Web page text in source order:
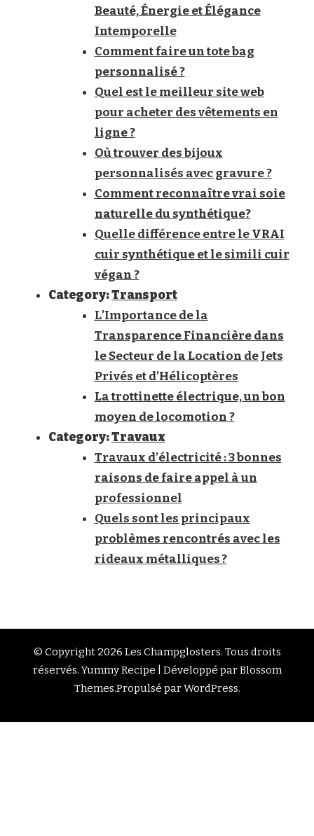
Beauté, Énergie et Élégance
Intemporelle
Comment faire un tote bag
personnalisé ?
Quel est le meilleur site web
pour acheter des vêtements en
ligne ?
Où trouver des bijoux
personnalisés avec gravure ?
Comment reconnaître vrai soie
naturelle du synthétique?
Quelle différence entre le VRAI
cuir synthétique et le simili cuir
végan ?
Category:Transport
L’Importance de la
Transparence Financière dans
le Secteur de la Location de Jets
Privés et d’Hélicoptères
La trottinette électrique, un bon
moyen de locomotion ?
Category:Travaux
Travaux d’électricité : 3 bonnes
raisons de faire appel à un
professionnel
Quels sont les principaux
problèmes rencontrés avec les
rideaux métalliques ?
© Copyright 2026 Les Champglosters. Tous droits
réservés.Yummy Recipe | Développé parBlossom
Themes.Propulsé parWordPress.